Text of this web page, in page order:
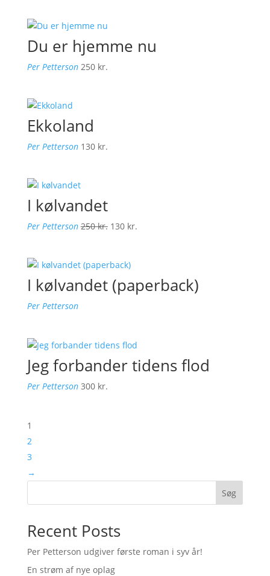
Du er hjemme nu
Per Petterson 250 kr.
Ekkoland
Per Petterson 130 kr.
I kølvandet
Per Petterson 250kr. Den
var:
250 kr..
130 kr.Den
130 kr..
I kølvandet (paperback)
Per Petterson
Jeg forbander tidens flod
Per Petterson 300 kr.
1
2
3
→
Søg
Recent Posts
Per Petterson udgiver første roman i syv år!
En strøm af nye oplag